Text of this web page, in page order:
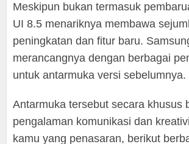
Meskipun bukan termasuk
UI 8.5 menariknya membawa
peningkatan dan fitur baru.
merancangnya dengan berbagai
untuk antarmuka versi sebelumnya.
Antarmuka tersebut secara khusus
pengalaman komunikasi dan
kamu yang penasaran, berikut